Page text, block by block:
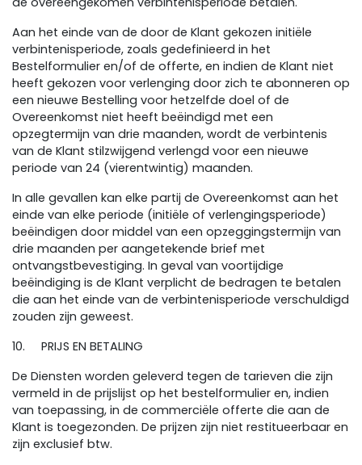
Aan het einde van de door de Klant gekozen initiële
verbintenisperiode, zoals gedefinieerd in het
Bestelformulier en/of de offerte, en indien de Klant niet
heeft gekozen voor verlenging door zich te abonneren op
een nieuwe Bestelling voor hetzelfde doel of de
Overeenkomst niet heeft beëindigd met een
opzegtermijn van drie maanden, wordt de verbintenis
van de Klant stilzwijgend verlengd voor een nieuwe
periode van 24 (vierentwintig) maanden.
In alle gevallen kan elke partij de Overeenkomst aan het
einde van elke periode (initiële of verlengingsperiode)
beëindigen door middel van een opzeggingstermijn van
drie maanden per aangetekende brief met
ontvangstbevestiging. In geval van voortijdige
beëindiging is de Klant verplicht de bedragen te betalen
die aan het einde van de verbintenisperiode verschuldigd
zouden zijn geweest.
10. PRIJS EN BETALING
De Diensten worden geleverd tegen de tarieven die zijn
vermeld in de prijslijst op het bestelformulier en, indien
van toepassing, in de commerciële offerte die aan de
Klant is toegezonden. De prijzen zijn niet restitueerbaar en
zijn exclusief btw.